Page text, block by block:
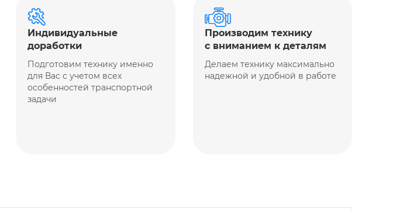
Индивидуальные
доработки
Подготовим технику именно
для Вас с учетом всех
особенностей транспортной
задачи
Производим технику
с вниманием к деталям
Делаем технику максимально
надежной и удобной в работе